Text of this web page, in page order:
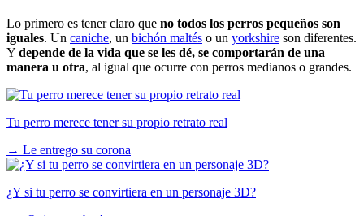
Lo primero es tener claro que no todos los perros pequeños son
iguales. Un caniche, un bichón maltés o un yorkshire son diferentes.
Y depende de la vida que se les dé, se comportarán de una
manera u otra, al igual que ocurre con perros medianos o grandes.
Tu perro merece tener su propio retrato real
→ Le entrego su corona
¿Y si tu perro se convirtiera en un personaje 3D?